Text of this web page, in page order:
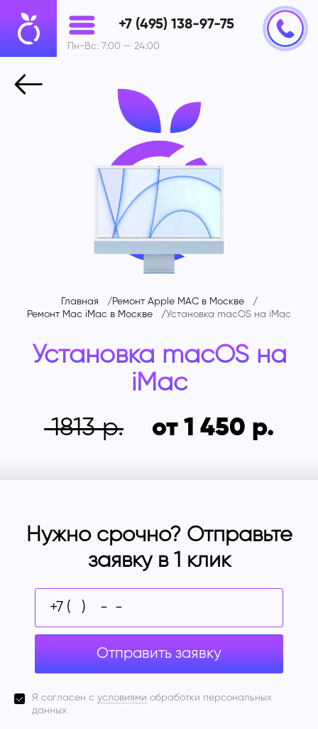
+7 (495) 138-97-75
Пн-Вс: 7:00 — 24:00
Главная
Ремонт Apple MAC в Москве
Ремонт Mac iMac в Москве
Установка macOS на iMac
Установка macOS на
iMac
1813
от 1 450
Нужно срочно? Отправьте
заявку в 1 клик
Отправить заявку
Я согласен с условиями обработки персональных
данных